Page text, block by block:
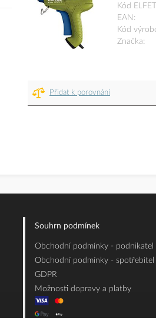
Kód
EAN
Kód
Značka
Přidat k porovnání
Souhrn podmínek
Obchodní podmínky - podnikatel
Obchodní podmínky - spotřebitel
GDPR
Možnosti dopravy a platby